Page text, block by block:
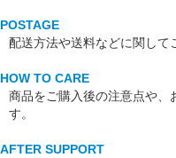
POSTAGE
配送方法や送料などに関して
HOW TO CARE
商品をご購入後の注意点や、
す。
AFTER SUPPORT